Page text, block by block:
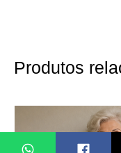
Produtos